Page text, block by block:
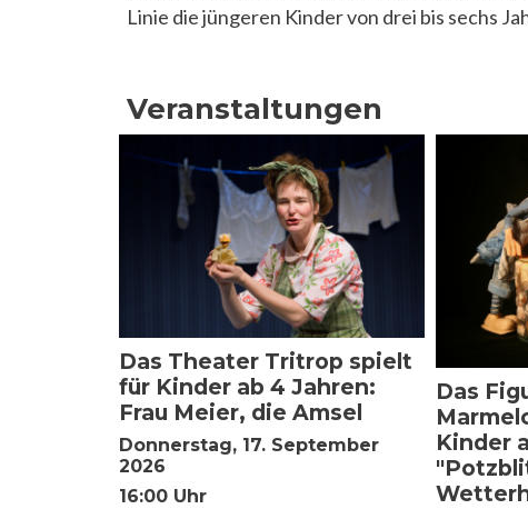
Linie die jüngeren Kinder von drei bis sechs
Veranstaltungen
Das Theater Tritrop spielt
für Kinder ab 4 Jahren:
Frau Meier, die Amsel
Donnerstag, 17. September
2026
16:00 Uhr
Das
Kinder